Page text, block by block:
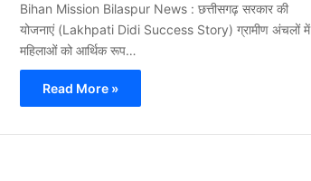
Bihan Mission Bilaspur News : छत्तीसगढ़ सरकार की
योजनाएं (Lakhpati Didi Success Story) ग्रामीण अंचलों में
महिलाओं को आर्थिक रूप…
Read More »